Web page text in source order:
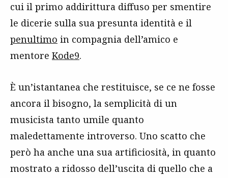
cui il primo addirittura diffuso per smentire
le dicerie sulla sua presunta identità e il
penultimo in compagnia dell’amico e
mentore Kode9.
È un’istantanea che restituisce, se ce ne fosse
ancora il bisogno, la semplicità di un
musicista tanto umile quanto
maledettamente introverso. Uno scatto che
però ha anche una sua artificiosità, in quanto
mostrato a ridosso dell’uscita di quello che a